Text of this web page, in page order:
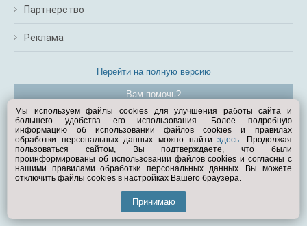
Партнерство
Реклама
Перейти на полную версию
Вам помочь?
© Exist.ru 1998—2026
Мы используем файлы cookies для улучшения работы сайта и
большего удобства его использования. Более подробную
информацию об использовании файлов cookies и правилах
обработки персональных данных можно найтиздесь. Продолжая
пользоваться сайтом, Вы подтверждаете, что были
проинформированы об использовании файлов cookies и согласны с
нашими правилами обработки персональных данных. Вы можете
отключить файлы cookies в настройках Вашего браузера.
Принимаю